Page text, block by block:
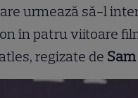
urmează să-l
în patru viitoare
regizate de